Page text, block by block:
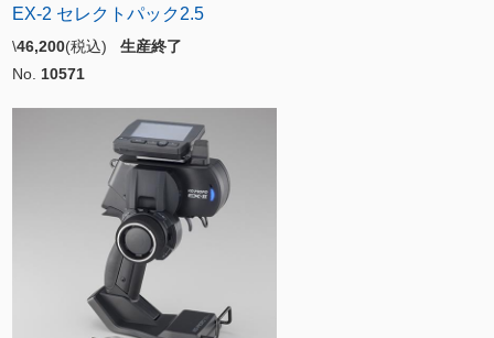
EX-2 セレクトパック2.5
\46,200(税込) 生産終了
No. 10571